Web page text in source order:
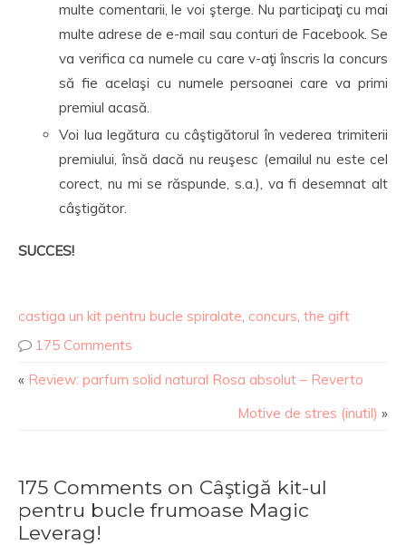
multe comentarii, le voi şterge. Nu participaţi cu mai
multe adrese de e-mail sau conturi de Facebook. Se
va verifica ca numele cu care v-aţi înscris la concurs
să fie acelaşi cu numele persoanei care va primi
premiul acasă.
Voi lua legătura cu câştigătorul în vederea trimiterii
premiului, însă dacă nu reuşesc (emailul nu este cel
corect, nu mi se răspunde, s.a.), va fi desemnat alt
câştigător.
SUCCES!
castiga un kit pentru bucle spiralate, concurs, the gift
175 Comments
« Review: parfum solid natural Rosa absolut – Reverto
Motive de stres (inutil) »
175 Comments on Câştigă kit-ul
pentru bucle frumoase Magic
Leverag!